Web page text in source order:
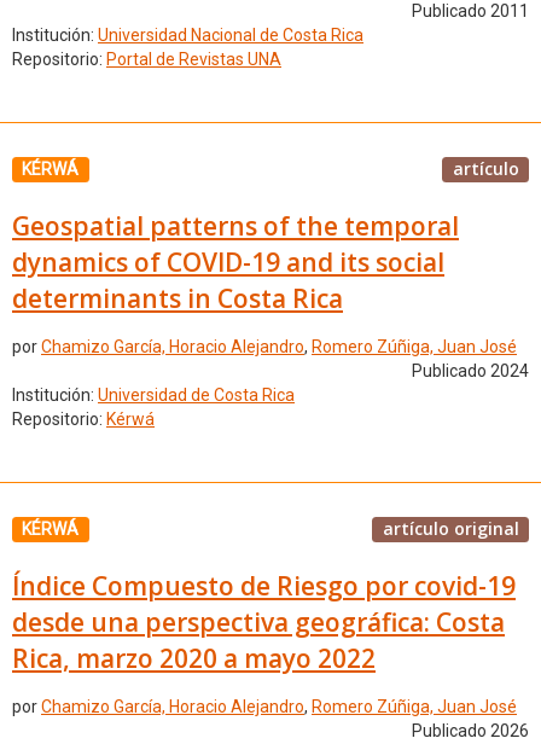
Publicado 2011
Institución: Universidad Nacional de Costa Rica
Repositorio: Portal de Revistas UNA
KÉRWÁ artículo
Geospatial patterns of the temporal
dynamics of COVID-19 and its social
determinants in Costa Rica
porChamizo García, Horacio Alejandro, Romero Zúñiga, Juan José
Publicado 2024
Institución: Universidad de Costa Rica
Repositorio: Kérwá
KÉRWÁ artículo original
Índice Compuesto de Riesgo por covid-19
desde una perspectiva geográfica: Costa
Rica, marzo 2020 a mayo 2022
porChamizo García, Horacio Alejandro, Romero Zúñiga, Juan José
Publicado 2026